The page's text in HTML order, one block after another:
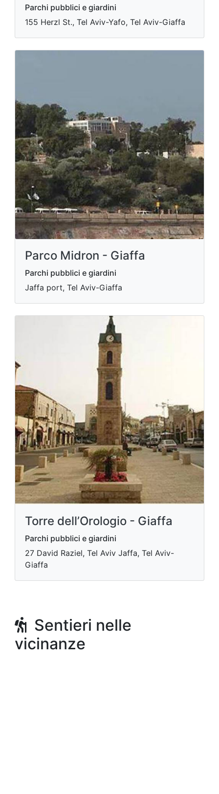
Parchi pubblici e giardini
155 Herzl St., Tel Aviv-Yafo, Tel Aviv-Giaffa
Parco Midron - Giaffa
Parchi pubblici e giardini
Jaffa port, Tel Aviv-Giaffa
Torre dell’Orologio - Giaffa
Parchi pubblici e giardini
27 David Raziel, Tel Aviv Jaffa, Tel Aviv-
Giaffa
Sentieri nelle
vicinanze